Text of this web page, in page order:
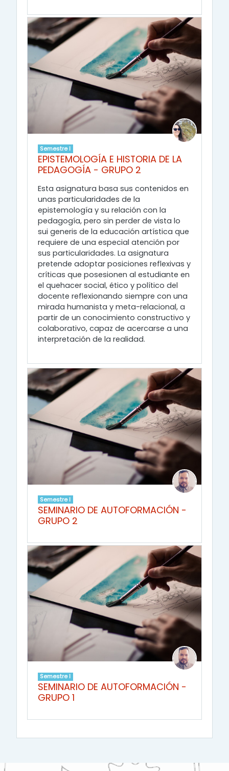
Semestre I
EPISTEMOLOGÍA E HISTORIA DE LA
PEDAGOGÍA - GRUPO 2
Esta asignatura basa sus contenidos en
unas particularidades de la
epistemología y su relación con la
pedagogía, pero sin perder de vista lo
sui generis de la educación artística que
requiere de una especial atención por
sus particularidades. La asignatura
pretende adoptar posiciones reflexivas y
críticas que posesionen al estudiante en
el quehacer social, ético y político del
docente reflexionando siempre con una
mirada humanista y meta-relacional, a
partir de un conocimiento constructivo y
colaborativo, capaz de acercarse a una
interpretación de la realidad.
Semestre I
SEMINARIO DE AUTOFORMACIÓN -
GRUPO 2
Semestre I
SEMINARIO DE AUTOFORMACIÓN -
GRUPO 1